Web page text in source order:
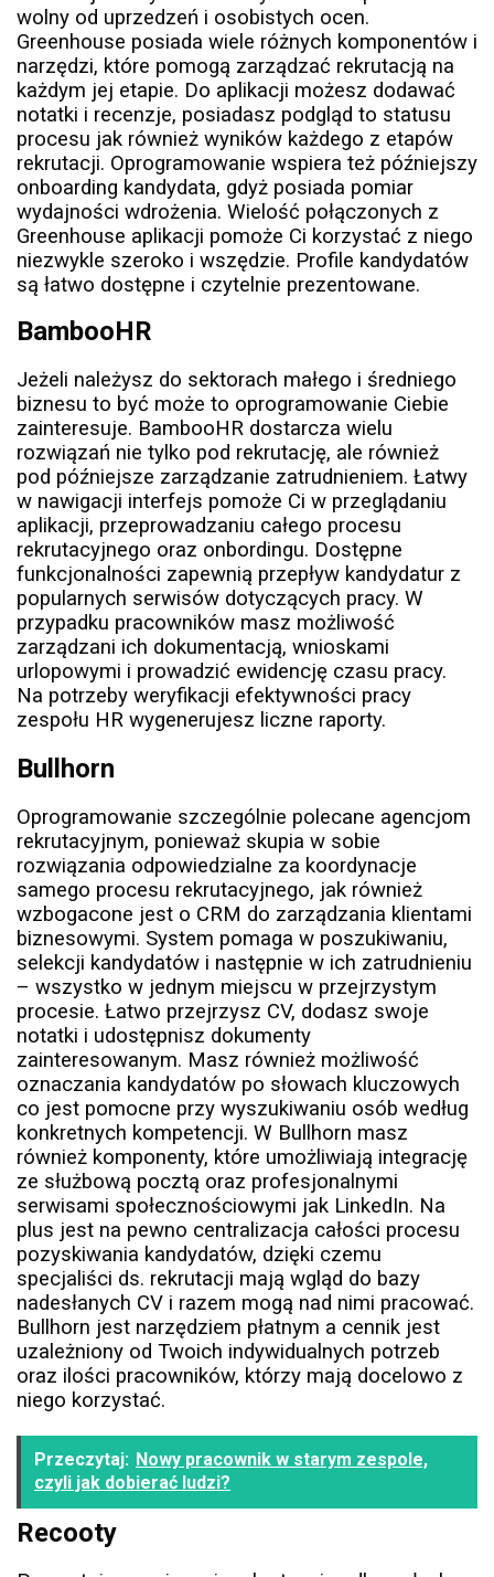
wolny od uprzedzeń i osobistych ocen.
Greenhouse posiada wiele różnych komponentów i
narzędzi, które pomogą zarządzać rekrutacją na
każdym jej etapie. Do aplikacji możesz dodawać
notatki i recenzje, posiadasz podgląd to statusu
procesu jak również wyników każdego z etapów
rekrutacji. Oprogramowanie wspiera też późniejszy
onboarding kandydata, gdyż posiada pomiar
wydajności wdrożenia. Wielość połączonych z
Greenhouse aplikacji pomoże Ci korzystać z niego
niezwykle szeroko i wszędzie. Profile kandydatów
są łatwo dostępne i czytelnie prezentowane.
BambooHR
Jeżeli należysz do sektorach małego i średniego
biznesu to być może to oprogramowanie Ciebie
zainteresuje. BambooHR dostarcza wielu
rozwiązań nie tylko pod rekrutację, ale również
pod późniejsze zarządzanie zatrudnieniem. Łatwy
w nawigacji interfejs pomoże Ci w przeglądaniu
aplikacji, przeprowadzaniu całego procesu
rekrutacyjnego oraz onbordingu. Dostępne
funkcjonalności zapewnią przepływ kandydatur z
popularnych serwisów dotyczących pracy. W
przypadku pracowników masz możliwość
zarządzani ich dokumentacją, wnioskami
urlopowymi i prowadzić ewidencję czasu pracy.
Na potrzeby weryfikacji efektywności pracy
zespołu HR wygenerujesz liczne raporty.
Bullhorn
Oprogramowanie szczególnie polecane agencjom
rekrutacyjnym, ponieważ skupia w sobie
rozwiązania odpowiedzialne za koordynacje
samego procesu rekrutacyjnego, jak również
wzbogacone jest o CRM do zarządzania klientami
biznesowymi. System pomaga w poszukiwaniu,
selekcji kandydatów i następnie w ich zatrudnieniu
– wszystko w jednym miejscu w przejrzystym
procesie. Łatwo przejrzysz CV, dodasz swoje
notatki i udostępnisz dokumenty
zainteresowanym. Masz również możliwość
oznaczania kandydatów po słowach kluczowych
co jest pomocne przy wyszukiwaniu osób według
konkretnych kompetencji. W Bullhorn masz
również komponenty, które umożliwiają integrację
ze służbową pocztą oraz profesjonalnymi
serwisami społecznościowymi jak LinkedIn. Na
plus jest na pewno centralizacja całości procesu
pozyskiwania kandydatów, dzięki czemu
specjaliści ds. rekrutacji mają wgląd do bazy
nadesłanych CV i razem mogą nad nimi pracować.
Bullhorn jest narzędziem płatnym a cennik jest
uzależniony od Twoich indywidualnych potrzeb
oraz ilości pracowników, którzy mają docelowo z
niego korzystać.
Przeczytaj: Nowy pracownik w starym zespole,
czyli jak dobierać ludzi?
Recooty